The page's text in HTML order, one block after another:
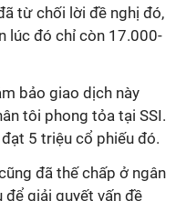
từ chối lời đề nghị đó,
lúc đó chỉ còn 17.000-
bảo giao dịch này
tôi phong tỏa tại SSI.
5 triệu cổ phiếu đó.
đã thế chấp ở ngân
để giải quyết vấn đề